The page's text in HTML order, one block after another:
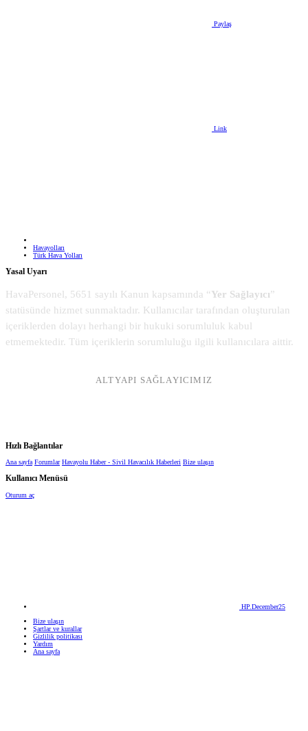
Paylaş
Link
Havayolları
Türk Hava Yolları
Yasal Uyarı
HavaPersonel, 5651 sayılı Kanun kapsamında “Yer Sağlayıcı”
statüsünde hizmet sunmaktadır. Kullanıcılar tarafından oluşturulan
içeriklerden dolayı herhangi bir hukuki sorumluluk kabul
etmemektedir. Tüm içeriklerin sorumluluğu ilgili kullanıcılara aittir.
ALTYAPI SAĞLAYICIMIZ
Hızlı Bağlantılar
Ana sayfa Forumlar Havayolu Haber - Sivil Havacılık Haberleri Bize ulaşın
Kullanıcı Menüsü
Oturum aç
HP.December25
Bize ulaşın
Şartlar ve kurallar
Gizlilik politikası
Yardım
Ana sayfa